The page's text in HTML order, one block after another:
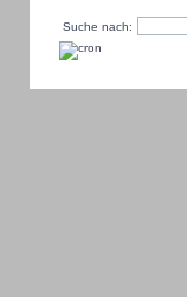
Suche nach: